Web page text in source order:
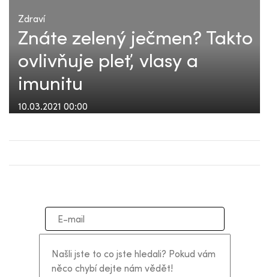
Zdraví
Znáte zelený ječmen? Takto
ovlivňuje pleť, vlasy a
imunitu
10.03.2021 00:00